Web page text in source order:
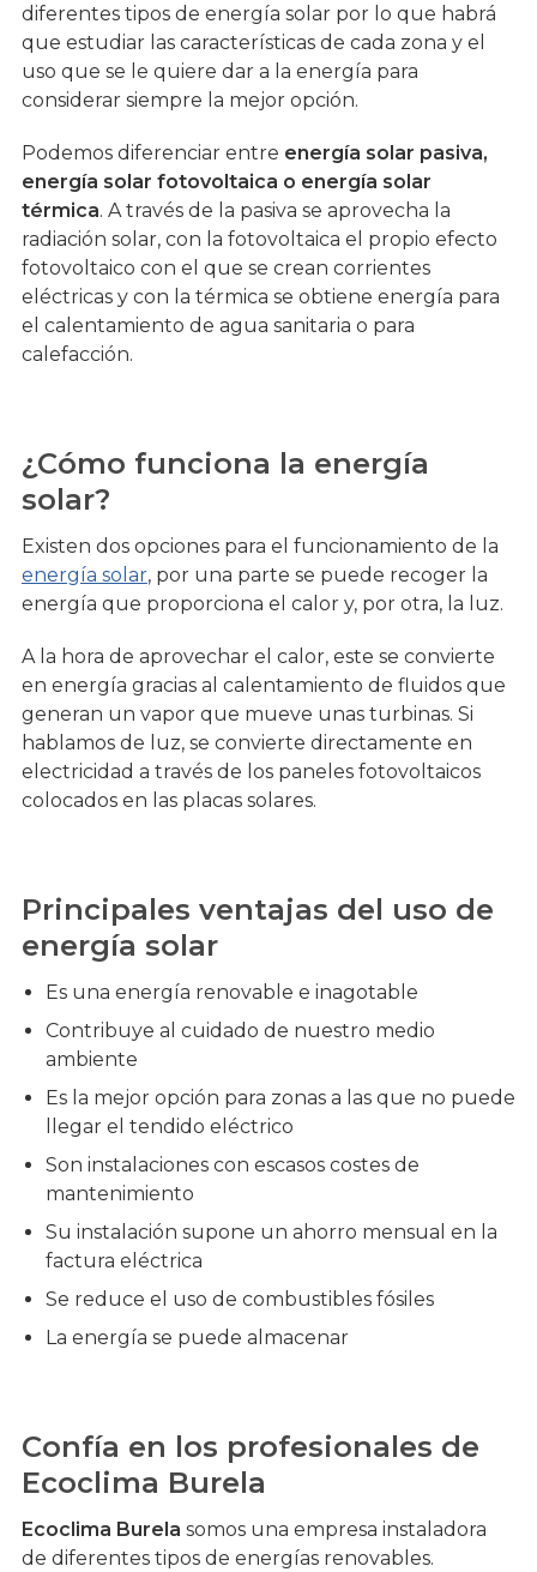
diferentes tipos de energía solar por lo que habrá
que estudiar las características de cada zona y el
uso que se le quiere dar a la energía para
considerar siempre la mejor opción.
Podemos diferenciar entre energía solar pasiva,
energía solar fotovoltaica o energía solar
térmica. A través de la pasiva se aprovecha la
radiación solar, con la fotovoltaica el propio efecto
fotovoltaico con el que se crean corrientes
eléctricas y con la térmica se obtiene energía para
el calentamiento de agua sanitaria o para
calefacción.
¿Cómo funciona la energía
solar?
Existen dos opciones para el funcionamiento de la
energía solar, por una parte se puede recoger la
energía que proporciona el calor y, por otra, la luz.
A la hora de aprovechar el calor, este se convierte
en energía gracias al calentamiento de fluidos que
generan un vapor que mueve unas turbinas. Si
hablamos de luz, se convierte directamente en
electricidad a través de los paneles fotovoltaicos
colocados en las placas solares.
Principales ventajas del uso de
energía solar
Es una energía renovable e inagotable
Contribuye al cuidado de nuestro medio
ambiente
Es la mejor opción para zonas a las que no puede
llegar el tendido eléctrico
Son instalaciones con escasos costes de
mantenimiento
Su instalación supone un ahorro mensual en la
factura eléctrica
Se reduce el uso de combustibles fósiles
La energía se puede almacenar
Confía en los profesionales de
Ecoclima Burela
Ecoclima Burela somos una empresa instaladora
de diferentes tipos de energías renovables.